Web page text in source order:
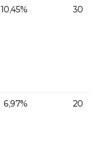
10,45% 30
6,97% 20